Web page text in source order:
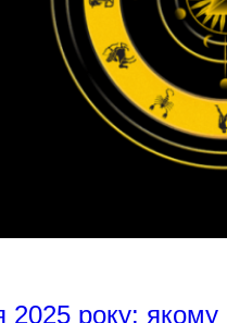
2025 року: якому